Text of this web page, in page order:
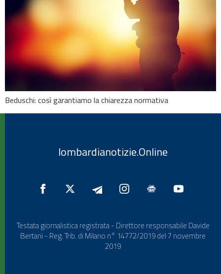
Beduschi: così garantiamo la chiarezza normativa
lombardianotizie.Online
Testata giornalistica registrata - Direttore responsabile Davide
Bertani - Reg. Trib. di Milano n° 14772/2019 del 7 novembre
2019